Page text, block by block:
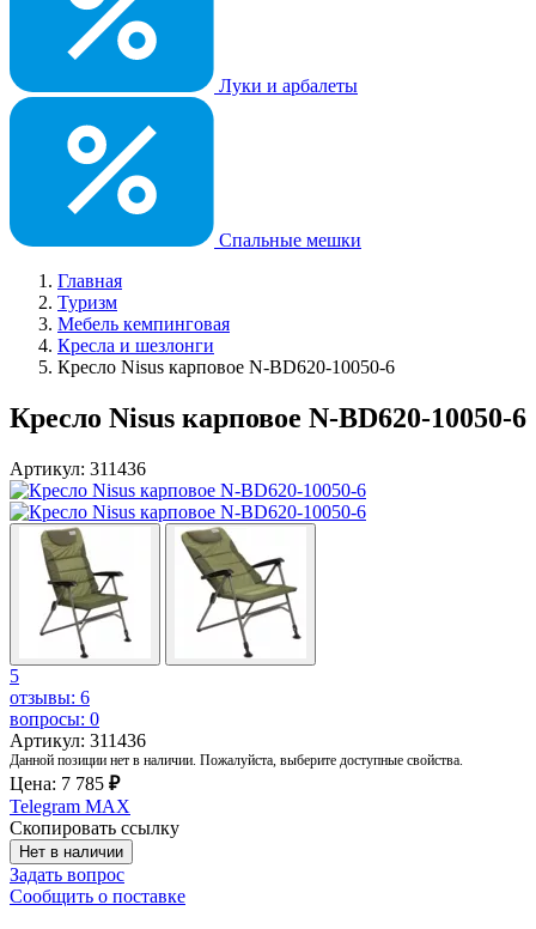
Луки и арбалеты
Спальные мешки
Главная
Туризм
Мебель кемпинговая
Кресла и шезлонги
Кресло Nisus карповое N-BD620-10050-6
Кресло Nisus карповое N-BD620-10050-6
Артикул: 311436
5
отзывы: 6
вопросы: 0
Артикул: 311436
Данной позиции нет в наличии. Пожалуйста, выберите доступные свойства.
Цена: 7 785 ₽
Telegram MAX
Скопировать ссылку
Нет в наличии
Задать вопрос
Сообщить о поставке